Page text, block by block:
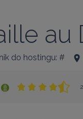
au
do hostingu: #